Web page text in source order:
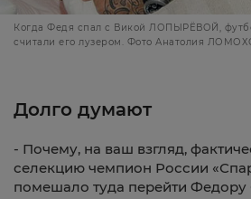
Когда Федя спал с Викой ЛОПЫРЁВОЙ,
считали его лузером. Фото Анатолия
Долго думают
- Почему, на ваш взгляд,
селекцию чемпион России
помешало туда перейти